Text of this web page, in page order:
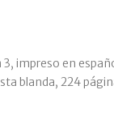
impreso en
blanda, 224